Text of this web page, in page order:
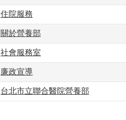
住院服務
關於營養部
社會服務室
廉政宣導
台北市立聯合醫院營養部